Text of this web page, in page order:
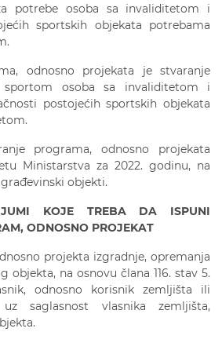
potrebe osoba sa invaliditetom i
sportskih objekata potrebama
odnosno projekata je stvaranje
sportom osoba sa invaliditetom i
postojećih sportskih objekata
programa, odnosno projekata
Ministarstva za 2022. godinu, na
objekti.
KOJE TREBA DA ISPUNI
ODNOSNO PROJEKAT
projekta izgradnje, opremanja
objekta, na osnovu člana 116. stav 5.
odnosno korisnik zemljišta ili
saglasnost vlasnika zemljišta,